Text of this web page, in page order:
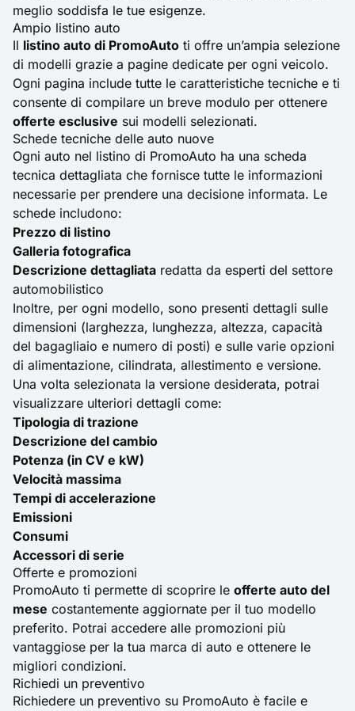
meglio soddisfa le tue esigenze.
Ampio listino auto
Il listino auto di PromoAuto ti offre un’ampia selezione
di modelli grazie a pagine dedicate per ogni veicolo.
Ogni pagina include tutte le caratteristiche tecniche e ti
consente di compilare un breve modulo per ottenere
offerte esclusive sui modelli selezionati.
Schede tecniche delle auto nuove
Ogni auto nel listino di PromoAuto ha una scheda
tecnica dettagliata che fornisce tutte le informazioni
necessarie per prendere una decisione informata. Le
schede includono:
Prezzo di listino
Galleria fotografica
Descrizione dettagliata redatta da esperti del settore
automobilistico
Inoltre, per ogni modello, sono presenti dettagli sulle
dimensioni (larghezza, lunghezza, altezza, capacità
del bagagliaio e numero di posti) e sulle varie opzioni
di alimentazione, cilindrata, allestimento e versione.
Una volta selezionata la versione desiderata, potrai
visualizzare ulteriori dettagli come:
Tipologia di trazione
Descrizione del cambio
Potenza (in CV e kW)
Velocità massima
Tempi di accelerazione
Emissioni
Consumi
Accessori di serie
Offerte e promozioni
PromoAuto ti permette di scoprire le offerte auto del
mese costantemente aggiornate per il tuo modello
preferito. Potrai accedere alle promozioni più
vantaggiose per la tua marca di auto e ottenere le
migliori condizioni.
Richiedi un preventivo
Richiedere un preventivo su PromoAuto è facile e